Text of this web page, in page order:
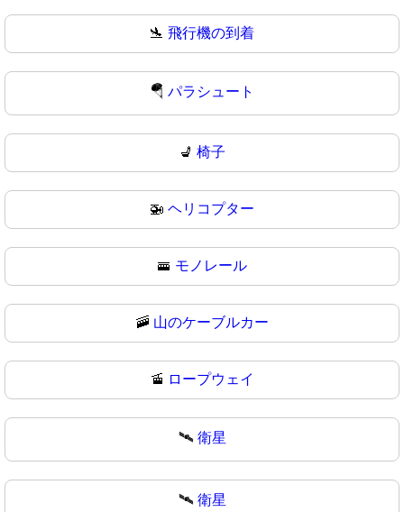
🛬 飛行機の到着
🪂 パラシュート
💺 椅子
🚁 ヘリコプター
🚟 モノレール
🚠 山のケーブルカー
🚡 ロープウェイ
🛰️ 衛星
🛰 衛星